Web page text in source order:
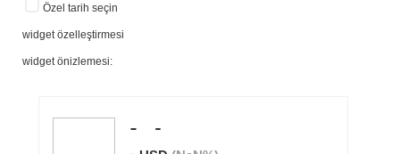
Özel tarih seçin
widget özelleştirmesi
widget önizlemesi: